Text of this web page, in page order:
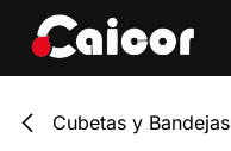
Cubetas y Bandejas